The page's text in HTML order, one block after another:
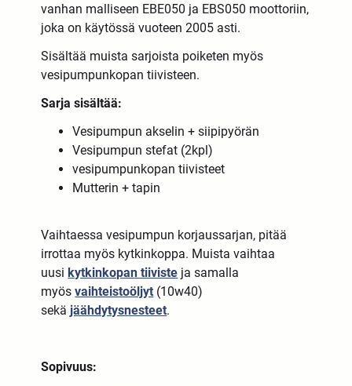
vanhan malliseen EBE050 ja EBS050 moottoriin,
joka on käytössä vuoteen 2005 asti.
Sisältää muista sarjoista poiketen myös
vesipumpunkopan tiivisteen.
Sarja sisältää:
Vesipumpun akselin + siipipyörän
Vesipumpun stefat (2kpl)
vesipumpunkopan tiivisteet
Mutterin + tapin
Vaihtaessa vesipumpun korjaussarjan, pitää
irrottaa myös kytkinkoppa. Muista vaihtaa
uusikytkinkopan tiiviste ja samalla
myösvaihteistoöljyt (10w40)
sekä jäähdytysnesteet.
Sopivuus: